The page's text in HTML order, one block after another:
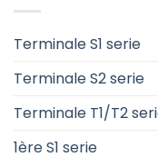
Terminale S1 serie
Terminale S2 serie
Terminale T1/T2
1ère S1 serie